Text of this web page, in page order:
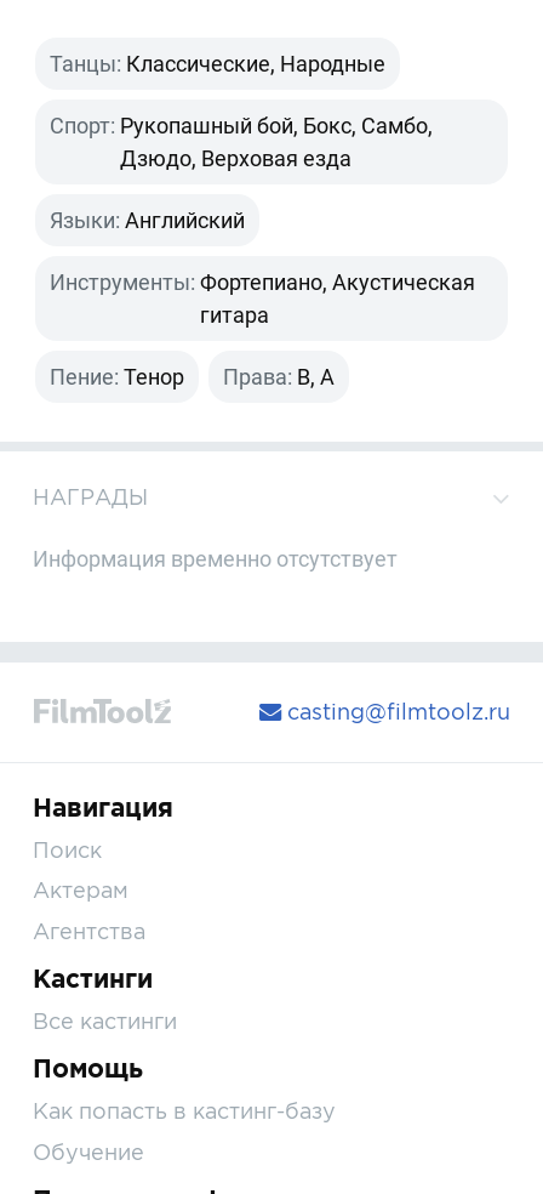
Танцы: Классические, Народные
Спорт: Рукопашный бой, Бокс, Самбо,
Дзюдо, Верховая езда
Языки: Английский
Инструменты: Фортепиано, Акустическая
гитара
Пение: Тенор Права: B, A
НАГРАДЫ
Информация временно отсутствует
casting@filmtoolz.ru
Навигация
Поиск
Актерам
Агентства
Кастинги
Все кастинги
Помощь
Как попасть в кастинг-базу
Обучение